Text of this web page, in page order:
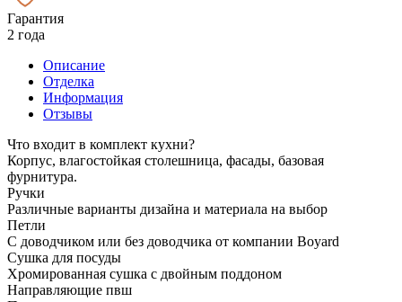
Гарантия
2 года
Описание
Отделка
Информация
Отзывы
Что входит в комплект кухни?
Корпус, влагостойкая столешница, фасады, базовая
фурнитура.
Ручки
Различные варианты дизайна и материала на выбор
Петли
С доводчиком или без доводчика от компании Boyard
Сушка для посуды
Хромированная сушка с двойным поддоном
Направляющие пвш